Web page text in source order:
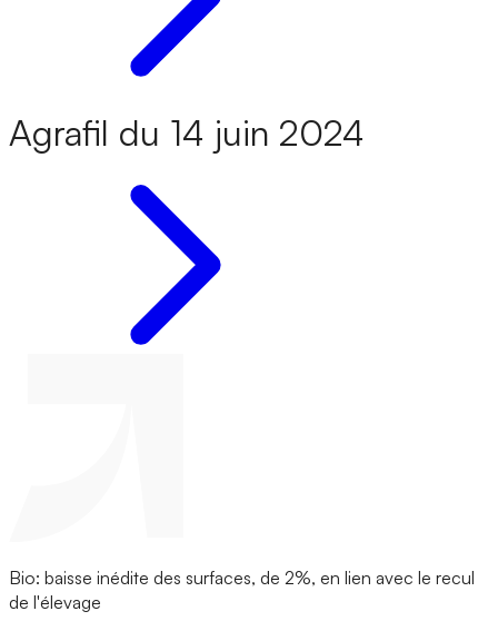
Agrafil du 14 juin 2024
Bio: baisse inédite des surfaces, de 2%, en lien avec le recul
de l'élevage